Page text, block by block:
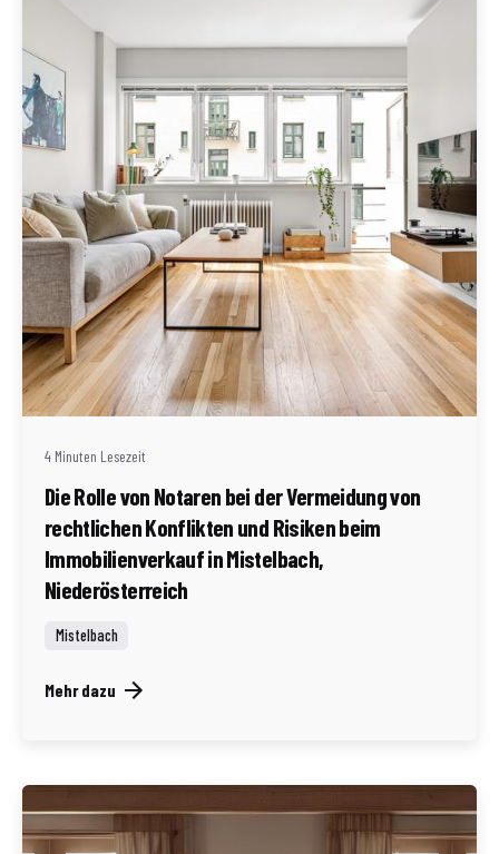
Geschrieben von
Redaktion Immofragen Bezirke: Mistelbach + Melk
(AT)
4 Minuten Lesezeit
Die Rolle von Notaren bei der Vermeidung von
rechtlichen Konflikten und Risiken beim
Immobilienverkauf in Mistelbach,
Niederösterreich
Mistelbach
Mehr dazu